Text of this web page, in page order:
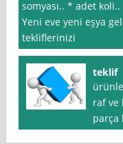
somyası.. * adet
Yeni eve yeni eşya
tekliflerinizi
teklif
raf ve
parça